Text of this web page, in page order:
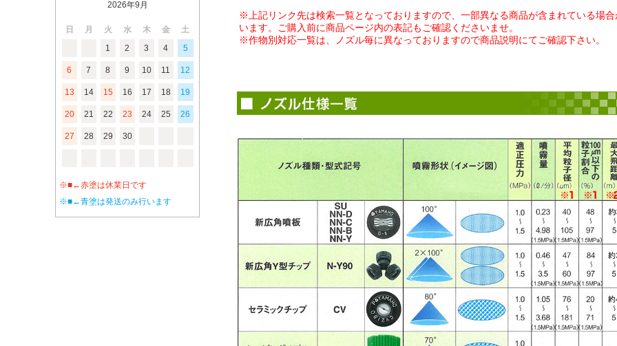
2026年9月
日 月 火 水 木 金
土
1
2 3 4 5
6 7 8 9 10 11 12
13 14 15 16 17 18 19
20 21 22 23 24 25 26
27 28 29 30
※■←赤塗は休業日です
※■←青塗は発送のみ行います
※上記リンク先は検索一覧となっておりますので、一部異なる商品が含まれている場合
います。ご購入前に商品ページ内の表記もご確認くださいませ。
※作物別対応一覧は、ノズル毎に異なっておりますので商品説明にてご確認下さい。